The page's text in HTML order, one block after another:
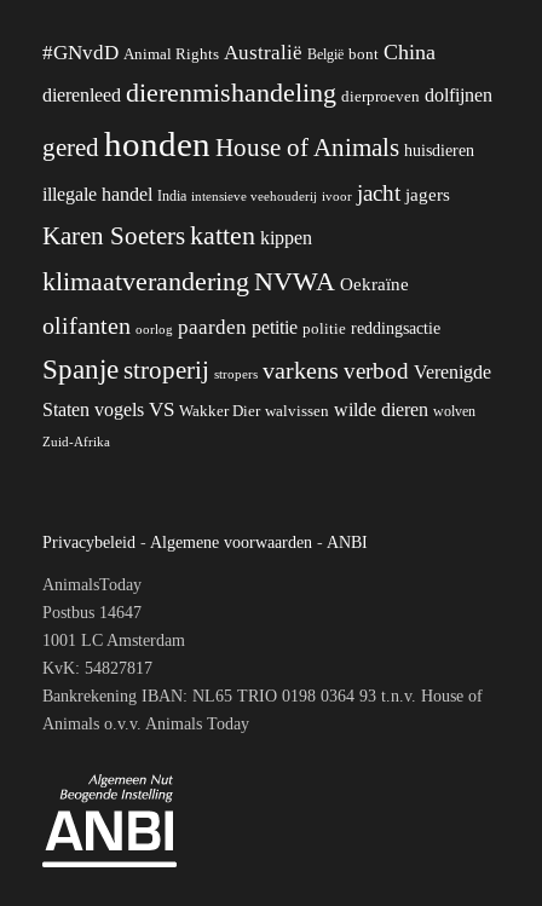
#GNvdD Animal Rights Australië België bont China
dierenleed dierenmishandeling dierproeven dolfijnen
geredhonden House of Animals huisdieren
illegale handel India intensieve veehouderij ivoor jacht jagers
Karen Soeterskatten kippen
klimaatverandering NVWA Oekraïne
olifanten oorlog paarden petitie politie reddingsactie
Spanjestroperij stropers varkens verbod Verenigde
Staten vogels VS Wakker Dier walvissen wilde dieren wolven
Zuid-Afrika
Privacybeleid - Algemene voorwaarden - ANBI
AnimalsToday
Postbus 14647
1001 LC Amsterdam
KvK: 54827817
Bankrekening IBAN: NL65 TRIO 0198 0364 93 t.n.v. House of
Animals o.v.v. Animals Today